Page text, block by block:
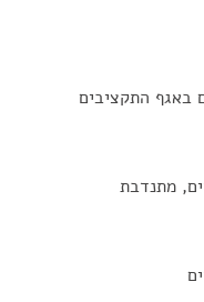
באגף התקציבים
מתנדבת